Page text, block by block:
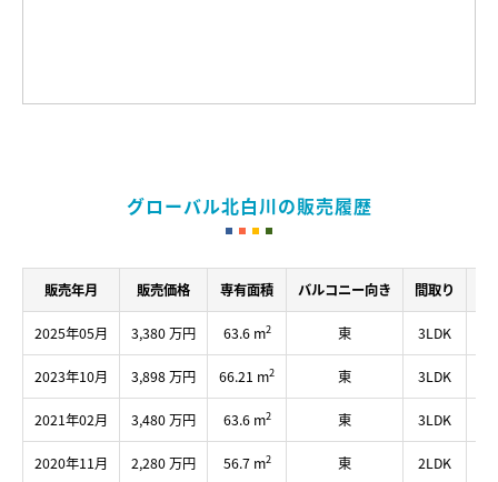
グローバル北白川の販売履歴
販売年月 販売価格 専有面積 バルコニー向き 間取り
2025年05月 3,380 万円 63.6 m2 東 3LDK
2023年10月 3,898 万円 66.21 m2 東 3LDK
2021年02月 3,480 万円 63.6 m2 東 3LDK
2020年11月 2,280 万円 56.7 m2 東 2LDK